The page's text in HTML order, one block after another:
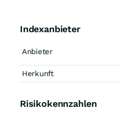
Indexanbieter
Anbieter
Herkunft
Risikokennzahlen